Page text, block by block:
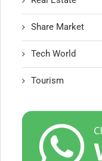
Share Market
Tech World
Tourism